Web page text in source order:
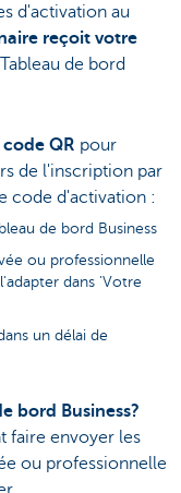
d'activation au
reçoit votre
de bord
QR pour
de l'inscription par
code d'activation :
de bord Business
ou professionnelle
dans 'Votre
un délai de
bord Business?
faire envoyer les
ou professionnelle